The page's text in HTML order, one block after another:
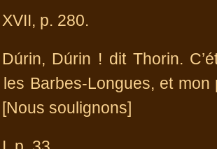
p. 280.
Dúrin ! dit Thorin.
les Barbes-Longues, et
soulignons]